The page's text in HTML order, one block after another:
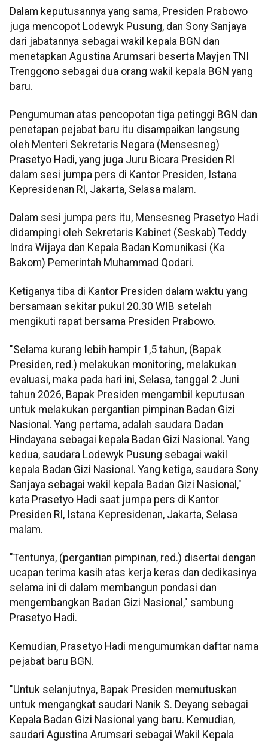
Dalam keputusannya yang sama, Presiden Prabowo
juga mencopot Lodewyk Pusung, dan Sony Sanjaya
dari jabatannya sebagai wakil kepala BGN dan
menetapkan Agustina Arumsari beserta Mayjen TNI
Trenggono sebagai dua orang wakil kepala BGN yang
baru.
Pengumuman atas pencopotan tiga petinggi BGN dan
penetapan pejabat baru itu disampaikan langsung
oleh Menteri Sekretaris Negara (Mensesneg)
Prasetyo Hadi, yang juga Juru Bicara Presiden RI
dalam sesi jumpa pers di Kantor Presiden, Istana
Kepresidenan RI, Jakarta, Selasa malam.
Dalam sesi jumpa pers itu, Mensesneg Prasetyo Hadi
didampingi oleh Sekretaris Kabinet (Seskab) Teddy
Indra Wijaya dan Kepala Badan Komunikasi (Ka
Bakom) Pemerintah Muhammad Qodari.
Ketiganya tiba di Kantor Presiden dalam waktu yang
bersamaan sekitar pukul 20.30 WIB setelah
mengikuti rapat bersama Presiden Prabowo.
"Selama kurang lebih hampir 1,5 tahun, (Bapak
Presiden, red.) melakukan monitoring, melakukan
evaluasi, maka pada hari ini, Selasa, tanggal 2 Juni
tahun 2026, Bapak Presiden mengambil keputusan
untuk melakukan pergantian pimpinan Badan Gizi
Nasional. Yang pertama, adalah saudara Dadan
Hindayana sebagai kepala Badan Gizi Nasional. Yang
kedua, saudara Lodewyk Pusung sebagai wakil
kepala Badan Gizi Nasional. Yang ketiga, saudara Sony
Sanjaya sebagai wakil kepala Badan Gizi Nasional,"
kata Prasetyo Hadi saat jumpa pers di Kantor
Presiden RI, Istana Kepresidenan, Jakarta, Selasa
malam.
"Tentunya, (pergantian pimpinan, red.) disertai dengan
ucapan terima kasih atas kerja keras dan dedikasinya
selama ini di dalam membangun pondasi dan
mengembangkan Badan Gizi Nasional," sambung
Prasetyo Hadi.
Kemudian, Prasetyo Hadi mengumumkan daftar nama
pejabat baru BGN.
"Untuk selanjutnya, Bapak Presiden memutuskan
untuk mengangkat saudari Nanik S. Deyang sebagai
Kepala Badan Gizi Nasional yang baru. Kemudian,
saudari Agustina Arumsari sebagai Wakil Kepala